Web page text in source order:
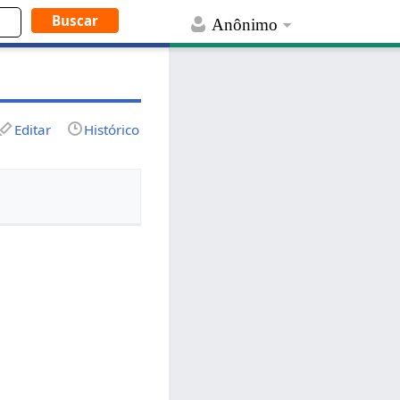
Anônimo
Editar Histórico